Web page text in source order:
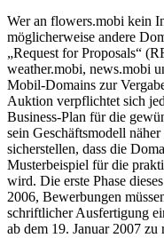
Wer an flowers.mobi kein
möglicherweise andere
„Request for Proposals“
weather.mobi, news.mobi
Mobil-Domains zur
Auktion verpflichtet sich
Business-Plan für die
sein Geschäftsmodell
sicherstellen, dass die
Musterbeispiel für die
wird. Die erste Phase
2006, Bewerbungen
schriftlicher Ausfertigung
ab dem 19. Januar 2007 zu